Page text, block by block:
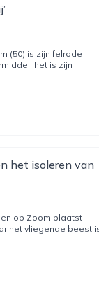
(50) is zijn felrode
het is zijn
het isoleren van
op Zoom plaatst
het vliegende beest